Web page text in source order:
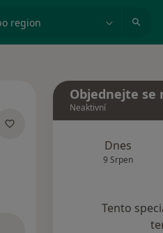
region
Objednejte se
Neaktivní
Dnes
9 Srpen
Tento